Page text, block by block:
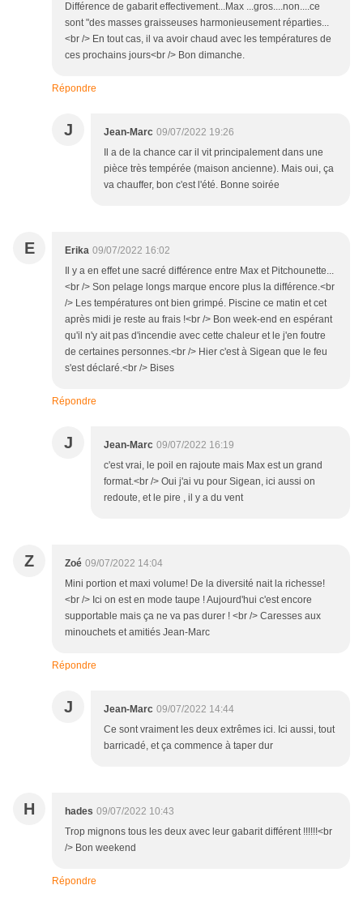
Différence de gabarit effectivement...Max ...gros....non....ce
sont "des masses graisseuses harmonieusement réparties...
<br /> En tout cas, il va avoir chaud avec les températures de
ces prochains jours<br /> Bon dimanche.
Répondre
J Jean-Marc 09/07/2022 19:26
Il a de la chance car il vit principalement dans une
pièce très tempérée (maison ancienne). Mais oui, ça
va chauffer, bon c'est l'été. Bonne soirée
E Erika 09/07/2022 16:02
Il y a en effet une sacré différence entre Max et Pitchounette...
<br /> Son pelage longs marque encore plus la différence.<br
/> Les températures ont bien grimpé. Piscine ce matin et cet
après midi je reste au frais !<br /> Bon week-end en espérant
qu'il n'y ait pas d'incendie avec cette chaleur et le j'en foutre
de certaines personnes.<br /> Hier c'est à Sigean que le feu
s'est déclaré.<br /> Bises
Répondre
J Jean-Marc 09/07/2022 16:19
c'est vrai, le poil en rajoute mais Max est un grand
format.<br /> Oui j'ai vu pour Sigean, ici aussi on
redoute, et le pire , il y a du vent
Z Zoé 09/07/2022 14:04
Mini portion et maxi volume! De la diversité nait la richesse!
<br /> Ici on est en mode taupe ! Aujourd'hui c'est encore
supportable mais ça ne va pas durer ! <br /> Caresses aux
minouchets et amitiés Jean-Marc
Répondre
J Jean-Marc 09/07/2022 14:44
Ce sont vraiment les deux extrêmes ici. Ici aussi, tout
barricadé, et ça commence à taper dur
H hades 09/07/2022 10:43
Trop mignons tous les deux avec leur gabarit différent !!!!!!<br
/> Bon weekend
Répondre